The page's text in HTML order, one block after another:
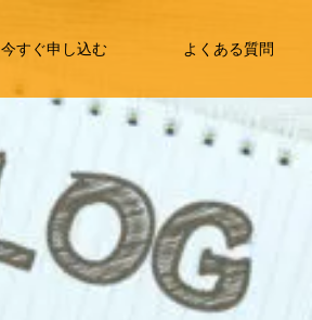
今すぐ申し込む よくある質問